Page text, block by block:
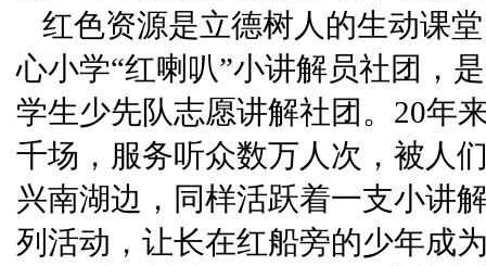
红色资源是立德树人的生动课
心小学“红喇叭”小讲解员社团，
学生少先队志愿讲解社团。20年
千场，服务听众数万人次，被人
兴南湖边，同样活跃着一支小讲
列活动，让长在红船旁的少年成